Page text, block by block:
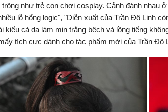
trông như trẻ con chơi cosplay. Cảnh đánh nhau
lỗ hổng logic", "Diễn xuất của Trần Đô Linh
kiểu cà da làm mịn trắng bệch và lồng tiếng
tích cực dành cho tác phẩm mới của Trần Đô